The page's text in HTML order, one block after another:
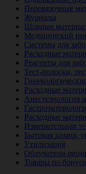
Перевязочные
Журналы
Шовные
Медицинский
Системы для
Расходные
Реагенты для
Тест-полоски,
Расходные
Анестезиология
Расходные
Измерительная
Бытовая химия,
Утилизация
Облучатели-
Товары по